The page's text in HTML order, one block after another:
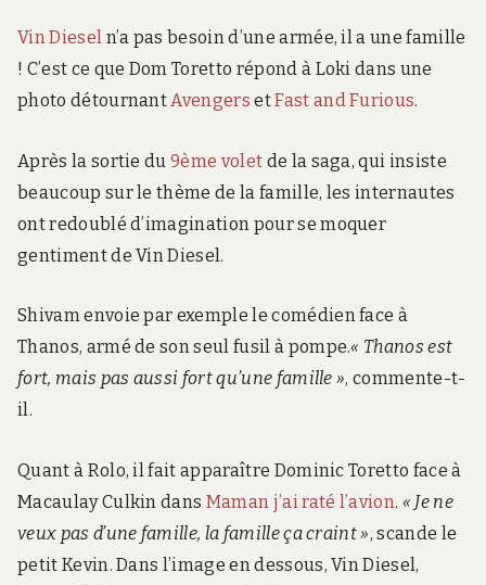
Vin Diesel n’a pas besoin d’une armée, il a une famille
! C’est ce que Dom Toretto répond à Loki dans une
photo détournantAvengers etFast and Furious.
Après la sortie du9ème volet de la saga, qui insiste
beaucoup sur le thème de la famille, les internautes
ont redoublé d’imagination pour se moquer
gentiment de Vin Diesel.
Shivam envoie par exemple le comédien face à
Thanos, armé de son seul fusil à pompe.« Thanos est
fort, mais pas aussi fort qu’une famille », commente-t-
il.
Quant à Rolo, il fait apparaître Dominic Toretto face à
Macaulay Culkin dans Maman j’ai raté l’avion. « Je ne
veux pas d’une famille, la famille ça craint », scande le
petit Kevin. Dans l’image en dessous, Vin Diesel,